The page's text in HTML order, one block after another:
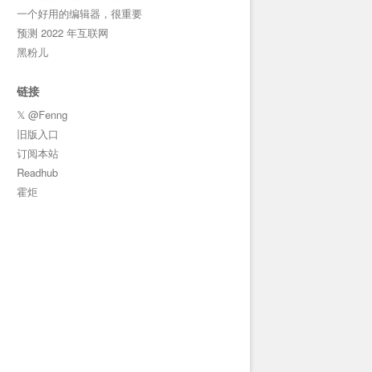
一个好用的编辑器，很重要
预测 2022 年互联网
黑粉儿
链接
𝕏 @Fenng
旧版入口
订阅本站
Readhub
霍炬